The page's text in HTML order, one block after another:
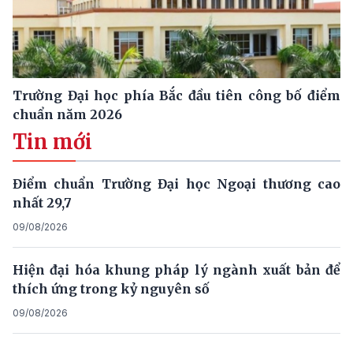
Trường Đại học phía Bắc đầu tiên công bố điểm
chuẩn năm 2026
Tin mới
Điểm chuẩn Trường Đại học Ngoại thương cao
nhất 29,7
09/08/2026
Hiện đại hóa khung pháp lý ngành xuất bản để
thích ứng trong kỷ nguyên số
09/08/2026